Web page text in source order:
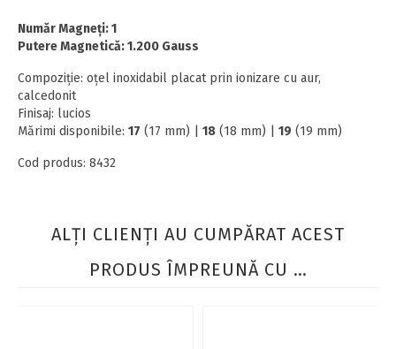
Număr Magneţi: 1
Putere Magnetică: 1.200 Gauss
Compoziţie: oţel inoxidabil placat prin ionizare cu aur,
calcedonit
Finisaj: lucios
Mărimi disponibile: 17 (17 mm) | 18 (18 mm) | 19 (19 mm)
Cod produs: 8432
ALŢI CLIENŢI AU CUMPĂRAT ACEST
PRODUS ÎMPREUNĂ CU …